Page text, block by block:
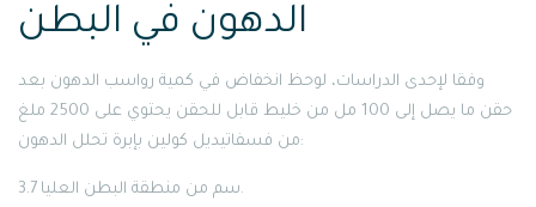
الدهون في البطن
وفقا لإحدى الدراسات، لوحظ انخفاض في كمية رواسب الدهون بعد
حقن ما يصل إلى 100 مل من خليط قابل للحقن يحتوي على 2500 ملغ
من فسفاتيديل كولين بإبرة تحلل الدهون:
3.7 سم من منطقة البطن العليا.